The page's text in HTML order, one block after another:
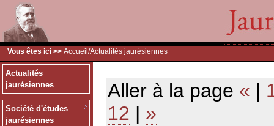
Vous êtes ici >> Accueil /Actualités jaurésiennes
Actualités
jaurésiennes
Société d'études
jaurésiennes
Aller à la page « |
12 | »